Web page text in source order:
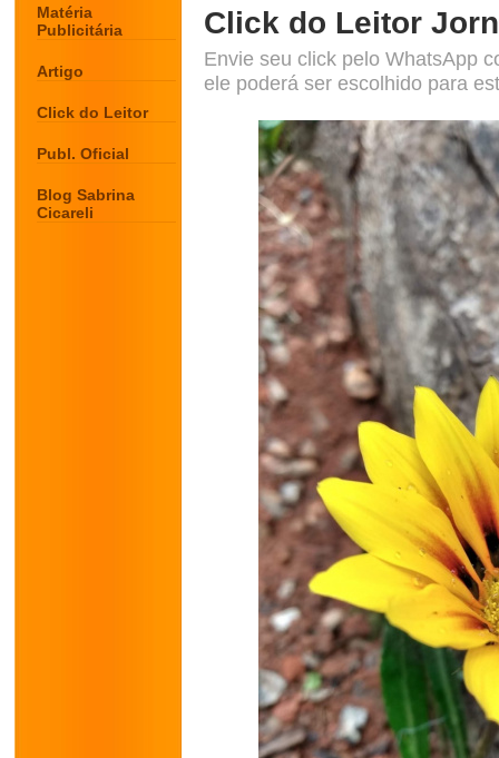
Matéria
Publicitária
Artigo
Click do Leitor
Publ. Oficial
Blog Sabrina
Cicareli
Click do Leitor
Envie seu click pelo WhatsApp
ele poderá ser escolhido para